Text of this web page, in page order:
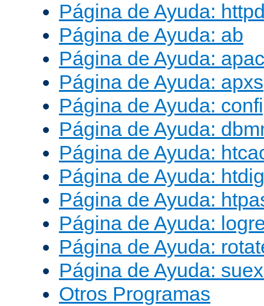
Página de Ayuda:
Página de Ayuda: ab
Página de Ayuda:
Página de Ayuda: apxs
Página de Ayuda:
Página de Ayuda:
Página de Ayuda:
Página de Ayuda:
Página de Ayuda:
Página de Ayuda:
Página de Ayuda:
Página de Ayuda:
Otros Programas